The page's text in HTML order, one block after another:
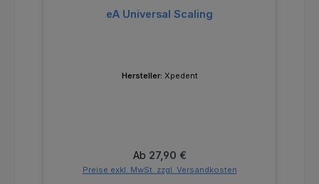
eA Universal Scaling
Hersteller: Xpedent
Regulärer Preis:
Ab 27,90 €
Preise exkl. MwSt. zzgl. Versandkosten